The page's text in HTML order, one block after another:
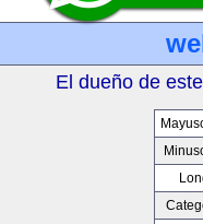
El dueño de